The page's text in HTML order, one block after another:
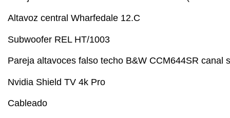
Altavoz central Wharfedale 12.C
Subwoofer REL HT/1003
Pareja altavoces falso techo B&W CCM644SR canal
Nvidia Shield TV 4k Pro
Cableado